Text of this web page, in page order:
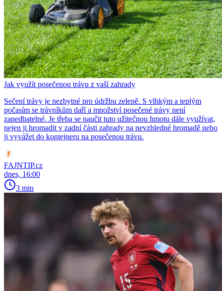
Jak využít posečenou trávu z vaší zahrady
Sečení trávy je nezbytné pro údržbu zeleně. S vlhkým a teplým
počasím se trávníkům daří a množství posečené trávy není
zanedbatelné. Je třeba se naučit tuto užitečnou hmotu dále využívat,
nejen ji hromadit v zadní části zahrady na nevzhledné hromadě nebo
ji vyvážet do kontejneru na posečenou trávu.
FAJNTIP.cz
dnes, 16:00
3 min